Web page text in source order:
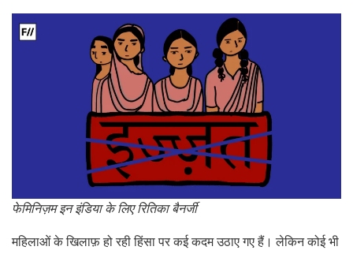
फेमिनिज़म इन इंडिया के लिए रितिका बैनर्जी
महिलाओं के खिलाफ़ हो रही हिंसा पर कई कदम उठाए गए हैं। लेकिन कोई भी